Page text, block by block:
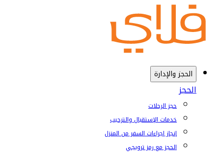
الحجز والإدارة
الحجز
حجز الرحلات
خدمات الإستقبال والترحيب
إنجاز إجراءات السفر من المنزل
الحجز مع رمز ترويجي